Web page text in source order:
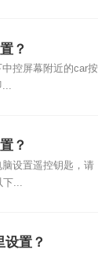
？
控屏幕附近的car按
...
？
设置遥控钥匙，请
...
置？